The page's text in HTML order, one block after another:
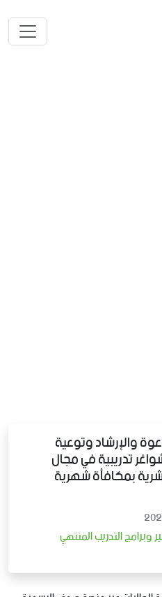
والإرشاد وتوعية
تدريبية في مجال
بمكافأة شهرية
التدريب المنتهي